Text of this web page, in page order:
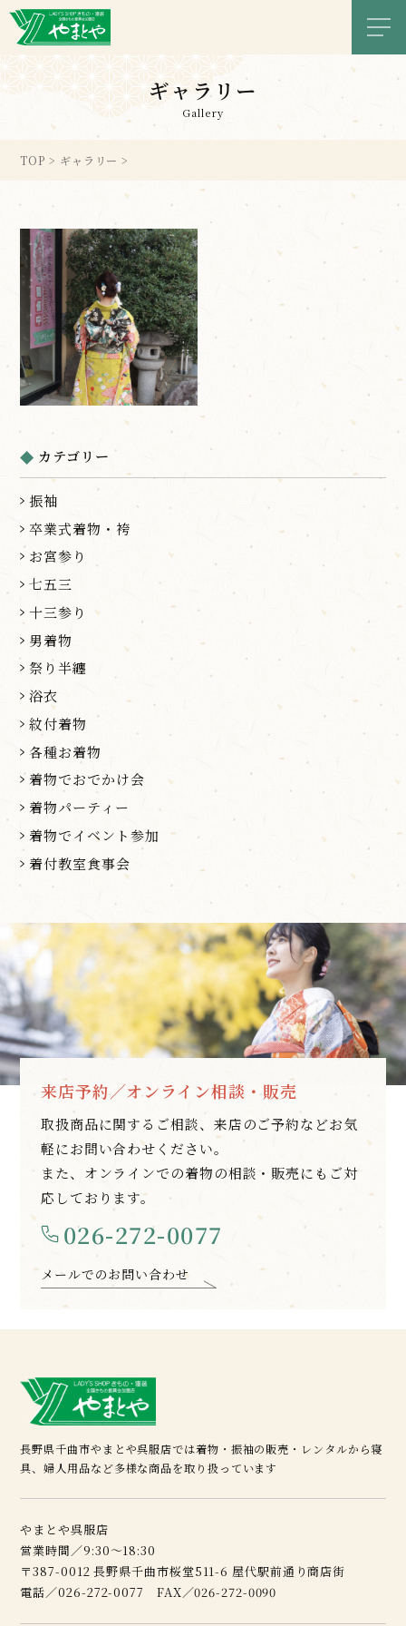
メ
ギャラリー
Gallery
TOP > ギャラリー >
カテゴリー
振袖
卒業式着物・袴
お宮参り
七五三
十三参り
男着物
祭り半纏
浴衣
紋付着物
各種お着物
着物でおでかけ会
着物パーティー
着物でイベント参加
着付教室食事会
来店予約／オンライン相談・販売
取扱商品に関するご相談、来店のご予約などお気
軽にお問い合わせください。
また、オンラインでの着物の相談・販売にもご対
応しております。
026-272-0077
メールでのお問い合わせ
長野県千曲市やまとや呉服店では着物・振袖の販売・レンタルから寝
具、婦人用品など多様な商品を取り扱っています
やまとや呉服店
営業時間／9:30～18:30
〒387-0012 長野県千曲市桜堂511-6 屋代駅前通り商店街
電話／026-272-0077 FAX／026-272-0090